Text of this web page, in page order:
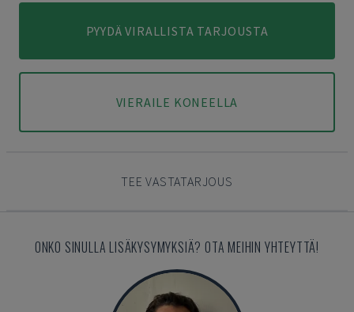
PYYDÄ VIRALLISTA TARJOUSTA
VIERAILE KONEELLA
TEE VASTATARJOUS
ONKO SINULLA LISÄKYSYMYKSIÄ? OTA MEIHIN YHTEYTTÄ!